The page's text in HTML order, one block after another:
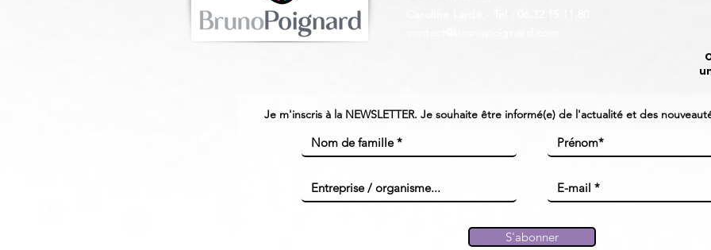
Je m'inscris à la NEWSLETTER. Je souhaite être informé(e) de l'actualité et des
S'abonner